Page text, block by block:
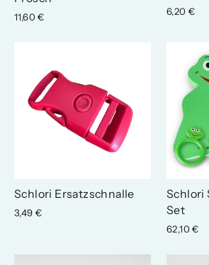
11,60 €
6,20 €
Schlori Ersatzschnalle
3,49 €
Schlori
Set
62,10 €